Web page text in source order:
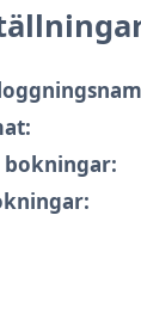
bokningar: